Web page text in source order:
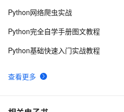
10python 模块初始
查看更多
Python网络爬虫实战
Python完全自学手册图文教程
Python基础快速入门实战教程